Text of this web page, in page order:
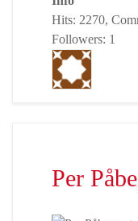
Hits: 2270,
Followers: 1
Per